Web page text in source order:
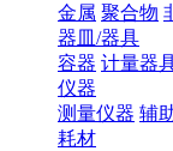
金属 聚合物
器皿/器具
容器 计量器
仪器
测量仪器 辅
耗材